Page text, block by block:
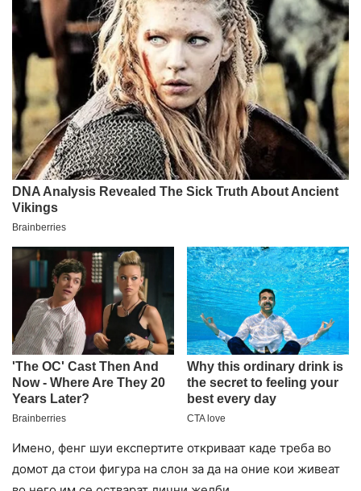
Имено, фенг шуи експертите откриваат каде треба во
домот да стои фигура на слон за да на оние кои живеат